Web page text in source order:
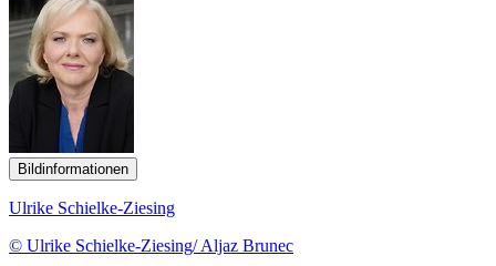
Bildinformationen
Ulrike Schielke-Ziesing
© Ulrike Schielke-Ziesing/ Aljaz Brunec